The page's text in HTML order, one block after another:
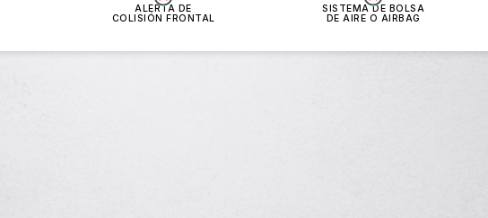
ALERTA DE
COLISIÓN FRONTAL
SISTEMA DE BOLSA
DE AIRE O AIRBAG